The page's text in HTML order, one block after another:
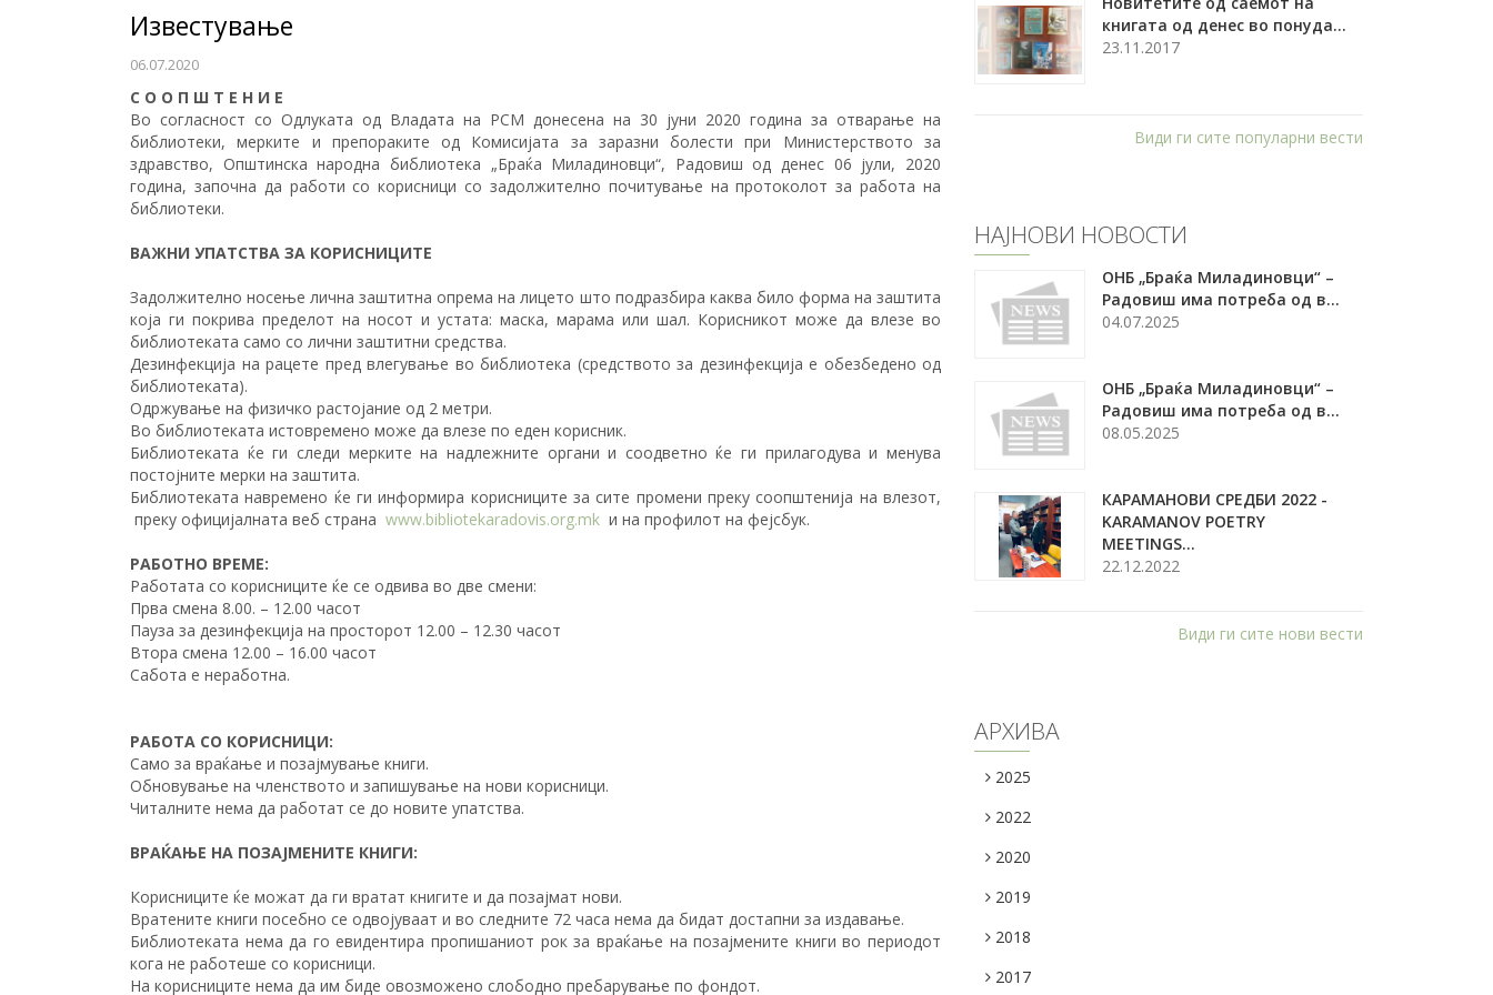
Известување
06.07.2020
С О О П Ш Т Е Н И Е
Во согласност со Одлуката од Владата на РСМ донесена на 30 јуни 2020 година за отварање на
библиотеки, мерките и препораките од Комисијата за заразни болести при Министерството за
здравство, Општинска народна библиотека „Браќа Миладиновци“, Радовиш од денес 06 јули, 2020
година, започна да работи со корисници со задолжително почитување на протоколот за работа на
библиотеки.
ВАЖНИ УПАТСТВА ЗА КОРИСНИЦИТЕ
Задолжително носење лична заштитна опрема на лицето што подразбира каква било форма на заштита
која ги покрива пределот на носот и устата: маска, марама или шал. Корисникот може да влезе во
библиотеката само со лични заштитни средства.
Дезинфекција на рацете пред влегување во библиотека (средството за дезинфекција е обезбедено од
библиотеката).
Одржување на физичко растојание од 2 метри.
Во библиотеката истовремено може да влезе по еден корисник.
Библиотеката ќе ги следи мерките на надлежните органи и соодветно ќе ги прилагодува и менува
постојните мерки на заштита.
Библиотеката навремено ќе ги информира корисниците за сите промени преку соопштенија на влезот,
преку официјалната веб страна www.bibliotekaradovis.org.mk и на профилот на фејсбук.
РАБОТНО ВРЕМЕ:
Работата со корисниците ќе се одвива во две смени:
Прва смена 8.00. – 12.00 часот
Пауза за дезинфекција на просторот 12.00 – 12.30 часот
Втора смена 12.00 – 16.00 часот
Сабота е неработна.
РАБОТА СО КОРИСНИЦИ:
Само за враќање и позајмување книги.
Обновување на членството и запишување на нови корисници.
Читалните нема да работат се до новите упатства.
ВРАЌАЊЕ НА ПОЗАЈМЕНИТЕ КНИГИ:
Корисниците ќе можат да ги вратат книгите и да позајмат нови.
Вратените книги посебно се одвојуваат и во следните 72 часа нема да бидат достапни за издавање.
Библиотеката нема да го евидентира пропишаниот рок за враќање на позајмените книги во периодот
кога не работеше со корисници.
На корисниците нема да им биде овозможено слободно пребарување по фондот.
книгата од денес во понуда...
23.11.2017
Види ги сите популарни вести
НАЈНОВИ НОВОСТИ
ОНБ „Браќа Миладиновци“ –
Радовиш има потреба од в...
04.07.2025
ОНБ „Браќа Миладиновци“ –
Радовиш има потреба од в...
08.05.2025
КАРАМАНОВИ СРЕДБИ 2022 -
KARAMANOV POETRY
MEETINGS...
22.12.2022
Види ги сите нови вести
АРХИВА
2025
2022
2020
2019
2018
2017